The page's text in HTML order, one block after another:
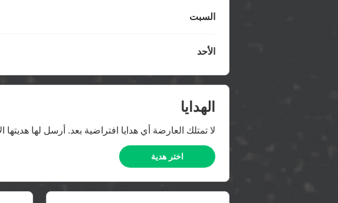
السبت
الأحد
الهدايا
لا تمتلك العارضة أي هدايا افتراضية بعد. أرسل لها هديتها
اختر هدية